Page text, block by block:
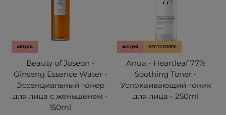
АКЦИЯ
Beauty of Joseon -
Ginseng Essence Water -
Эссенциальный тонер
для лица с женьшенем -
150ml
АКЦИЯ БЕСТСЕЛЛЕР
Anua - Heartleaf 77%
Soothing Toner -
Успокаивающий тоник
для лица - 250ml